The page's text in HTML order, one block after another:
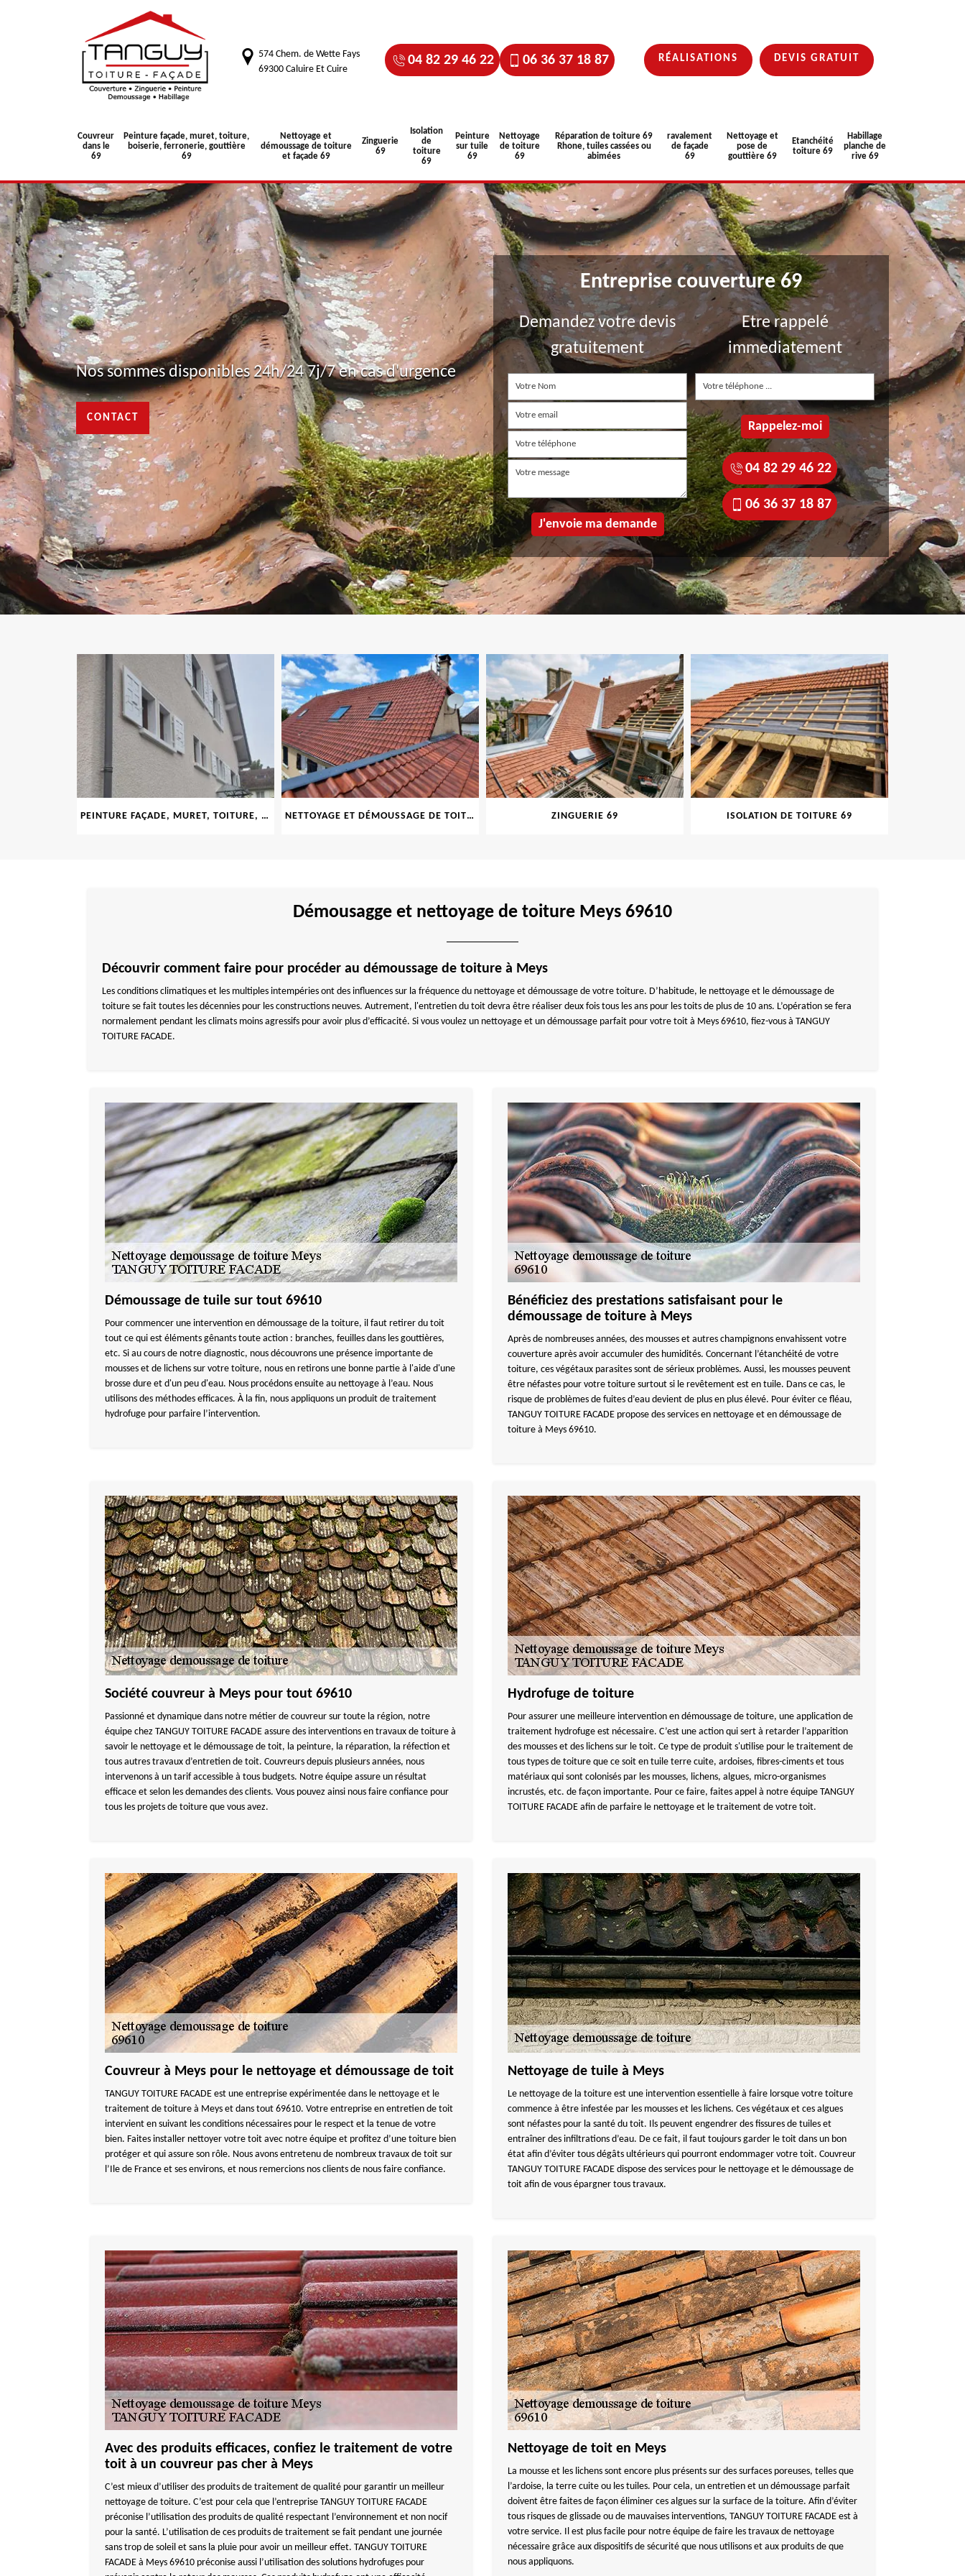
574 Chem. de Wette Fays
69300 Caluire Et Cuire
04 82 29 46 22 06 36 37 18 87 RÉALISATIONS DEVIS GRATUIT
Couvreur
dans le
69
Peinture façade, muret, toiture,
boiserie, ferronerie, gouttière
69
Nettoyage et
démoussage de toiture
et façade 69
Zinguerie
69
Isolation
de
toiture
69
Peinture
sur tuile
69
Nettoyage
de toiture
69
Réparation de toiture 69
Rhone, tuiles cassées ou
abimées
ravalement
de façade
69
Nettoyage et
pose de
gouttière 69
Etanchéité
toiture 69
Habillage
planche de
rive 69
Nos sommes disponibles 24h/24 7j/7 en cas d'urgence
CONTACT
Entreprise couverture 69
Demandez votre devis
gratuitement
Etre rappelé
immediatement
04 82 29 46 22
06 36 37 18 87
PEINTURE FAÇADE, MURET, TOITURE, BOISERIE, FERRONERIE, GOUTTIÈRE 69 NETTOYAGE ET DÉMOUSSAGE DE TOITURE ET FAÇADE 69 ZINGUERIE 69 ISOLATION DE TOITURE 69
Démousagge et nettoyage de toiture Meys 69610
Découvrir comment faire pour procéder au démoussage de toiture à Meys
Les conditions climatiques et les multiples intempéries ont des influences sur la fréquence du nettoyage et démoussage de votre toiture. D’habitude, le nettoyage et le démoussage de
toiture se fait toutes les décennies pour les constructions neuves. Autrement, l'entretien du toit devra être réaliser deux fois tous les ans pour les toits de plus de 10 ans. L’opération se fera
normalement pendant les climats moins agressifs pour avoir plus d’efficacité. Si vous voulez un nettoyage et un démoussage parfait pour votre toit à Meys 69610, fiez-vous à TANGUY
TOITURE FACADE.
Démoussage de tuile sur tout 69610
Pour commencer une intervention en démoussage de la toiture, il faut retirer du toit
tout ce qui est éléments gênants toute action : branches, feuilles dans les gouttières,
etc. Si au cours de notre diagnostic, nous découvrons une présence importante de
mousses et de lichens sur votre toiture, nous en retirons une bonne partie à l'aide d'une
brosse dure et d'un peu d'eau. Nous procédons ensuite au nettoyage à l’eau. Nous
utilisons des méthodes efficaces. À la fin, nous appliquons un produit de traitement
hydrofuge pour parfaire l’intervention.
Bénéficiez des prestations satisfaisant pour le
démoussage de toiture à Meys
Après de nombreuses années, des mousses et autres champignons envahissent votre
couverture après avoir accumuler des humidités. Concernant l’étanchéité de votre
toiture, ces végétaux parasites sont de sérieux problèmes. Aussi, les mousses peuvent
être néfastes pour votre toiture surtout si le revêtement est en tuile. Dans ce cas, le
risque de problèmes de fuites d’eau devient de plus en plus élevé. Pour éviter ce fléau,
TANGUY TOITURE FACADE propose des services en nettoyage et en démoussage de
toiture à Meys 69610.
Société couvreur à Meys pour tout 69610
Passionné et dynamique dans notre métier de couvreur sur toute la région, notre
équipe chez TANGUY TOITURE FACADE assure des interventions en travaux de toiture à
savoir le nettoyage et le démoussage de toit, la peinture, la réparation, la réfection et
tous autres travaux d’entretien de toit. Couvreurs depuis plusieurs années, nous
intervenons à un tarif accessible à tous budgets. Notre équipe assure un résultat
efficace et selon les demandes des clients. Vous pouvez ainsi nous faire confiance pour
tous les projets de toiture que vous avez.
Hydrofuge de toiture
Pour assurer une meilleure intervention en démoussage de toiture, une application de
traitement hydrofuge est nécessaire. C’est une action qui sert à retarder l’apparition
des mousses et des lichens sur le toit. Ce type de produit s'utilise pour le traitement de
tous types de toiture que ce soit en tuile terre cuite, ardoises, fibres-ciments et tous
matériaux qui sont colonisés par les mousses, lichens, algues, micro-organismes
incrustés, etc. de façon importante. Pour ce faire, faites appel à notre équipe TANGUY
TOITURE FACADE afin de parfaire le nettoyage et le traitement de votre toit.
Couvreur à Meys pour le nettoyage et démoussage de toit
TANGUY TOITURE FACADE est une entreprise expérimentée dans le nettoyage et le
traitement de toiture à Meys et dans tout 69610. Votre entreprise en entretien de toit
intervient en suivant les conditions nécessaires pour le respect et la tenue de votre
bien. Faites installer nettoyer votre toit avec notre équipe et profitez d’une toiture bien
protéger et qui assure son rôle. Nous avons entretenu de nombreux travaux de toit sur
l’Ile de France et ses environs, et nous remercions nos clients de nous faire confiance.
Nettoyage de tuile à Meys
Le nettoyage de la toiture est une intervention essentielle à faire lorsque votre toiture
commence à être infestée par les mousses et les lichens. Ces végétaux et ces algues
sont néfastes pour la santé du toit. Ils peuvent engendrer des fissures de tuiles et
entraîner des infiltrations d’eau. De ce fait, il faut toujours garder le toit dans un bon
état afin d’éviter tous dégâts ultérieurs qui pourront endommager votre toit. Couvreur
TANGUY TOITURE FACADE dispose des services pour le nettoyage et le démoussage de
toit afin de vous épargner tous travaux.
Avec des produits efficaces, confiez le traitement de votre
toit à un couvreur pas cher à Meys
C’est mieux d’utiliser des produits de traitement de qualité pour garantir un meilleur
nettoyage de toiture. C’est pour cela que l’entreprise TANGUY TOITURE FACADE
préconise l’utilisation des produits de qualité respectant l’environnement et non nocif
pour la santé. L’utilisation de ces produits de traitement se fait pendant une journée
sans trop de soleil et sans la pluie pour avoir un meilleur effet. TANGUY TOITURE
FACADE à Meys 69610 préconise aussi l’utilisation des solutions hydrofuges pour
Nettoyage de toit en Meys
La mousse et les lichens sont encore plus présents sur des surfaces poreuses, telles que
l’ardoise, la terre cuite ou les tuiles. Pour cela, un entretien et un démoussage parfait
doivent être faites de façon éliminer ces algues sur la surface de la toiture. Afin d’éviter
tous risques de glissade ou de mauvaises interventions, TANGUY TOITURE FACADE est à
votre service. Il est plus facile pour notre équipe de faire les travaux de nettoyage
nécessaire grâce aux dispositifs de sécurité que nous utilisons et aux produits de que
nous appliquons.